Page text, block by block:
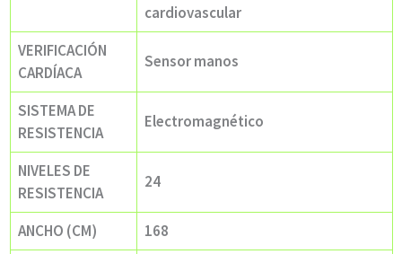
cardiovascular
VERIFICACIÓN
CARDÍACA
Sensor manos
SISTEMA DE
RESISTENCIA
Electromagnético
NIVELES DE
RESISTENCIA
24
ANCHO (CM)
168